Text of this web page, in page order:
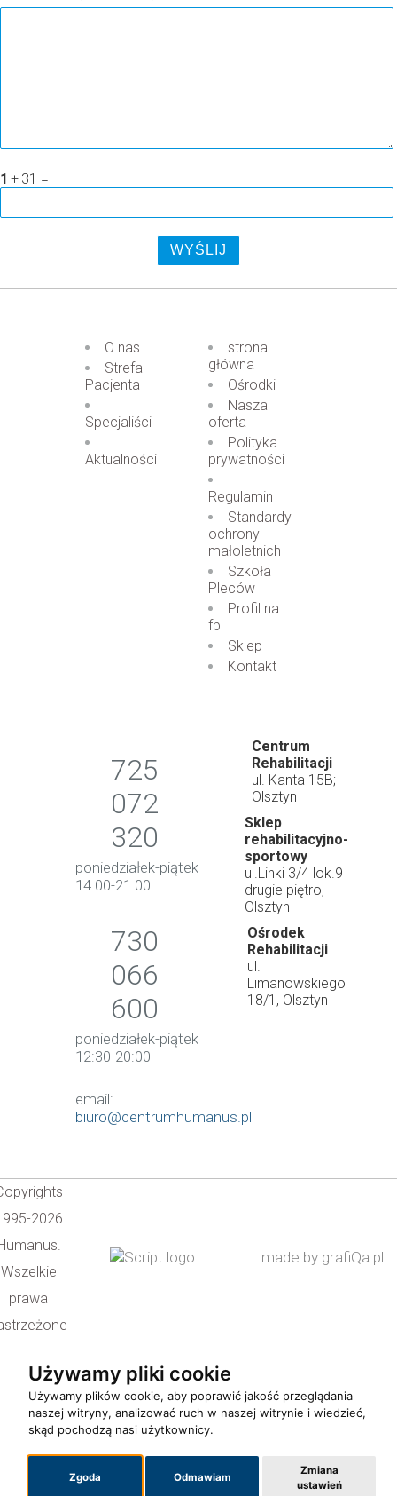
Używamy pliki cookie
Używamy plików cookie, aby poprawić jakość przeglądania
naszej witryny, analizować ruch w naszej witrynie i wiedzieć,
skąd pochodzą nasi użytkownicy.
Zgoda Odmawiam
Zmiana
ustawień
1 + 31 =
O nas
Strefa
Pacjenta
Specjaliści
Aktualności
strona
główna
Ośrodki
Nasza
oferta
Polityka
prywatności
Regulamin
Standardy
ochrony
małoletnich
Szkoła
Pleców
Profil na
fb
Sklep
Kontakt
725
072
320
poniedziałek-piątek
14.00-21.00
730
066
600
poniedziałek-piątek
12:30-20:00
email:
biuro@centrumhumanus.pl
Centrum
Rehabilitacji
ul. Kanta 15B;
Olsztyn
Sklep
rehabilitacyjno-
sportowy
ul.Linki 3/4 lok.9
drugie piętro,
Olsztyn
Ośrodek
Rehabilitacji
ul.
Limanowskiego
18/1, Olsztyn
2026
Wszelkie
prawa
made by grafiQa.pl